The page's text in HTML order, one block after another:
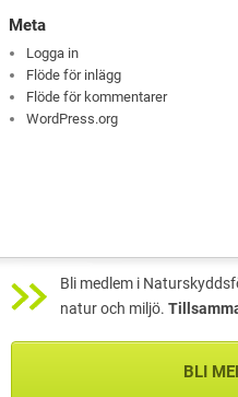
Meta
Logga in
Flöde för inlägg
Flöde för kommentarer
WordPress.org
Bli medlem i
natur och miljö.
BLI